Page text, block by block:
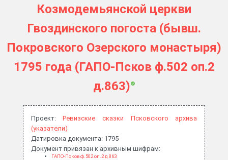
Козмодемьянской церкви
Гвоздинского погоста (бывш.
Покровского Озерского монастыря)
1795 года (ГАПО-Псков ф.502 оп.2
д.863)
Проект:Ревизские сказки Псковского архива
(указатели)
Датировка документа: 1795
Документ привязан к архивным шифрам:
ГАПО-Псков ф.502 оп.2 д.863